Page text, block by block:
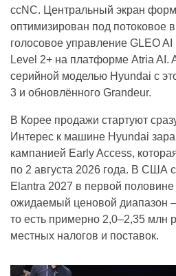
ccNC. Центральный экран
оптимизирован под потоковое
голосовое управление GLEO
Level 2+ на платформе Atria AI.
серийной моделью Hyundai с
3 и обновлённого Grandeur.
В Корее продажи стартуют
Интерес к машине Hyundai
кампанией Early Access,
по 2 августа 2026 года. В США
Elantra 2027 в первой
ожидаемый ценовой диапазон
то есть примерно 2,0–2,35 млн
местных налогов и поставок.